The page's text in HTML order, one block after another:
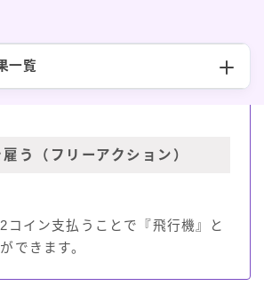
一覧
う（フリーアクション）
コイン支払うことで『飛行機』と
できます。